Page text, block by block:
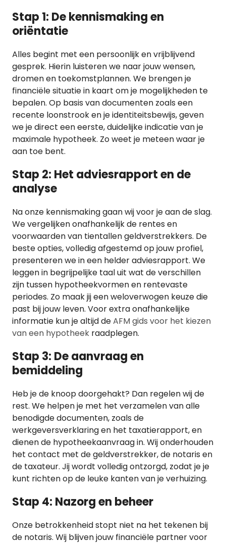
Stap 1: De kennismaking en
oriëntatie
Alles begint met een persoonlijk en vrijblijvend
gesprek. Hierin luisteren we naar jouw wensen,
dromen en toekomstplannen. We brengen je
financiële situatie in kaart om je mogelijkheden te
bepalen. Op basis van documenten zoals een
recente loonstrook en je identiteitsbewijs, geven
we je direct een eerste, duidelijke indicatie van je
maximale hypotheek. Zo weet je meteen waar je
aan toe bent.
Stap 2: Het adviesrapport en de
analyse
Na onze kennismaking gaan wij voor je aan de slag.
We vergelijken onafhankelijk de rentes en
voorwaarden van tientallen geldverstrekkers. De
beste opties, volledig afgestemd op jouw profiel,
presenteren we in een helder adviesrapport. We
leggen in begrijpelijke taal uit wat de verschillen
zijn tussen hypotheekvormen en rentevaste
periodes. Zo maak jij een weloverwogen keuze die
past bij jouw leven. Voor extra onafhankelijke
informatie kun je altijd deAFM gids voor het kiezen
van een hypotheek raadplegen.
Stap 3: De aanvraag en
bemiddeling
Heb je de knoop doorgehakt? Dan regelen wij de
rest. We helpen je met het verzamelen van alle
benodigde documenten, zoals de
werkgeversverklaring en het taxatierapport, en
dienen de hypotheekaanvraag in. Wij onderhouden
het contact met de geldverstrekker, de notaris en
de taxateur. Jij wordt volledig ontzorgd, zodat je je
kunt richten op de leuke kanten van je verhuizing.
Stap 4: Nazorg en beheer
Onze betrokkenheid stopt niet na het tekenen bij
de notaris. Wij blijven jouw financiële partner voor